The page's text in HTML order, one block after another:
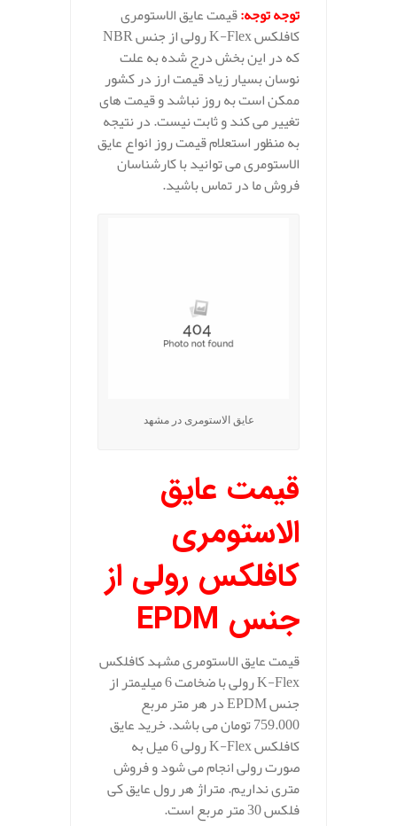
توجه توجه:قیمت عایق الاستومری
کافلکس K-Flex رولی از جنس NBR
که در این بخش درج شده به علت
نوسان بسیار زیاد قیمت ارز در کشور
ممکن است به روز نباشد و قیمت های
تغییر می کند و ثابت نیست. در نتیجه
به منظور استعلام قیمت روز انواع عایق
الاستومری می توانید با کارشناسان
فروش ما در تماس باشید.
عایق الاستومری در مشهد
قیمت عایق
الاستومری
کافلکس رولی از
جنس EPDM
قیمت عایق الاستومری مشهد کافلکس
K-Flex رولی با ضخامت 6 میلیمتر از
جنس EPDM در هر متر مربع
759.000 تومان می باشد. خرید عایق
کافلکس K-Flex رولی 6 میل به
صورت رولی انجام می شود و فروش
متری نداریم. متراژ هر رول عایق کی
فلکس 30 متر مربع است.